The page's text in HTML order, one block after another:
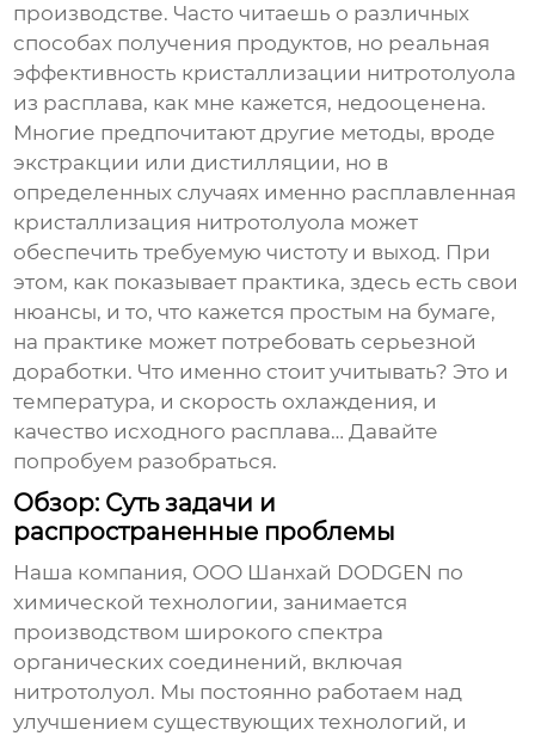
производстве. Часто читаешь о различных
способах получения продуктов, но реальная
эффективность кристаллизации нитротолуола
из расплава, как мне кажется, недооценена.
Многие предпочитают другие методы, вроде
экстракции или дистилляции, но в
определенных случаях именно расплавленная
кристаллизация нитротолуола может
обеспечить требуемую чистоту и выход. При
этом, как показывает практика, здесь есть свои
нюансы, и то, что кажется простым на бумаге,
на практике может потребовать серьезной
доработки. Что именно стоит учитывать? Это и
температура, и скорость охлаждения, и
качество исходного расплава… Давайте
попробуем разобраться.
Обзор: Суть задачи и
распространенные проблемы
Наша компания, ООО Шанхай DODGEN по
химической технологии, занимается
производством широкого спектра
органических соединений, включая
нитротолуол. Мы постоянно работаем над
улучшением существующих технологий, и